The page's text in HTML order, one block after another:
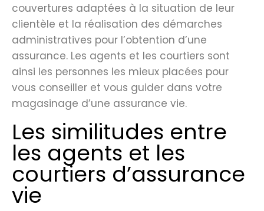
couvertures adaptées à la situation de leur
clientèle et la réalisation des démarches
administratives pour l’obtention d’une
assurance. Les agents et les courtiers sont
ainsi les personnes les mieux placées pour
vous conseiller et vous guider dans votre
magasinage d’une assurance vie.
Les similitudes entre
les agents et les
courtiers d’assurance
vie